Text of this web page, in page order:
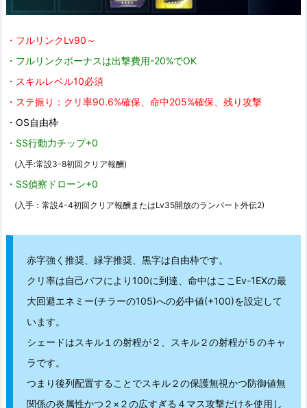
・フルリンクLv90～
・フルリンクボーナスは出撃費用-20%でOK
・スキルレベル10必須
・ステ振り：クリ率90.6%確保、命中205%確保、残り攻撃
・OS自由枠
・SS行動力チップ+0
(入手:常設3-8初回クリア報酬)
・SS偵察ドローン+0
(入手：常設4-4初回クリア報酬またはLv35開放のランパート外伝2)
赤字強く推奨、緑字推奨、黒字は自由枠です。
クリ率は自己バフにより100に到達、命中はここEv-1EXの最
大回避エネミー(チラーの105)への必中値(+100)を設定して
います。
シェードはスキル１の射程が２、スキル２の射程が５のキャ
ラです。
つまり後列配置することでスキル２の保護無視かつ防御値無
関係の炎属性かつ２×２の広すぎる４マス攻撃だけを使用し